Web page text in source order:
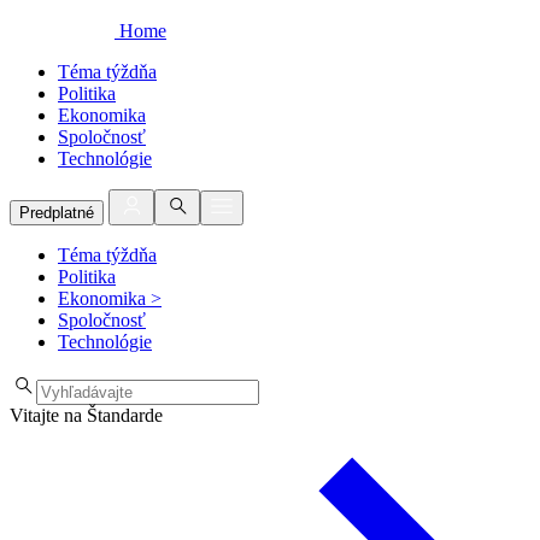
Home
Téma týždňa
Politika
Ekonomika
Spoločnosť
Technológie
Predplatné
Téma týždňa
Politika
Ekonomika >
Spoločnosť
Technológie
Vitajte na Štandarde